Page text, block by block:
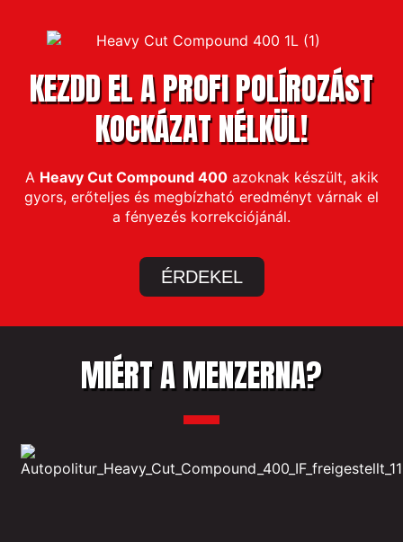
KEZDD EL A PROFI POLÍROZÁST
KOCKÁZAT NÉLKÜL!
A Heavy Cut Compound 400azoknak készült, akik
gyors, erőteljes és megbízható eredményt várnak el
a fényezés korrekciójánál.
ÉRDEKEL
MIÉRT A MENZERNA?